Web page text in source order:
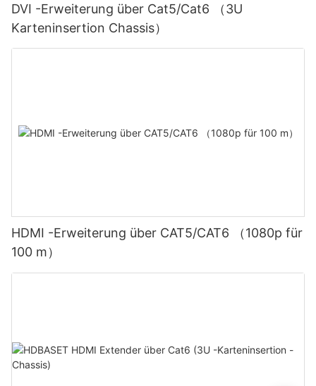
DVI -Erweiterung über Cat5/Cat6 （3U
Karteninsertion Chassis）
HDMI -Erweiterung über CAT5/CAT6 （1080p für
100 m）